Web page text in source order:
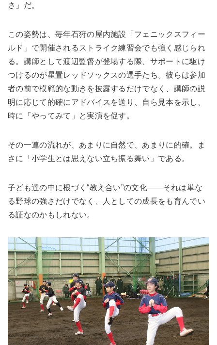
さ」だ。
この姿勢は、毎年石狩の屋内施設「フェニックスフィー
ルド」で開催されるストライク練習会でも強く感じられ
る。講師として渡辺監督が登場する際、サポートに駆け
つけるのが星置レッドソックスの選手たち。彼らは参加
者の前で模範的な動きを披露するだけでなく、講師の説
明に応じて的確にアドバイスを送り、自ら見本を示し、
時に「やってみて」と実演を促す。
その一連の流れが、あまりに自然で、あまりに的確。ま
さに「小学生とは思えない立ち振る舞い」である。
子ども達の中に根づく“教え合い”の文化――それは単な
る野球の強さだけでなく、人としての成長をも育んでい
る証なのかもしれない。